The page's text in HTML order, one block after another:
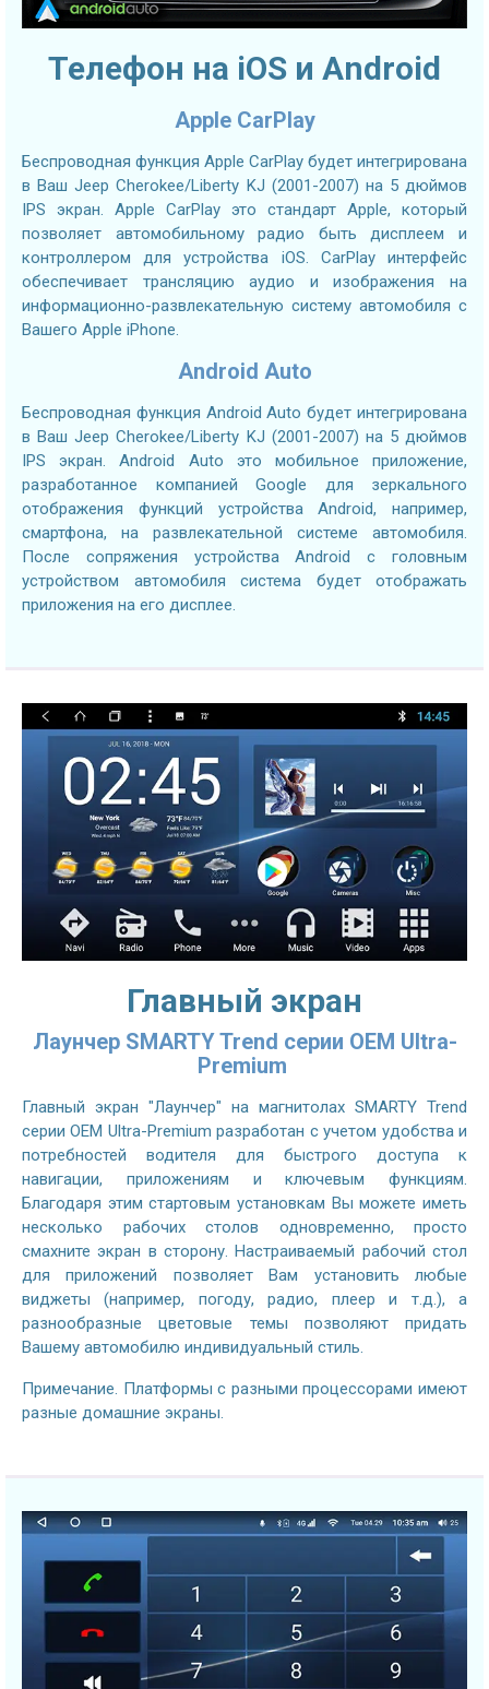
Телефон на iOS и Android
Apple CarPlay
Беспроводная функция Apple CarPlay будет интегрирована
в Ваш Jeep Cherokee/Liberty KJ (2001-2007) на 5 дюймов
IPS экран. Apple CarPlay это стандарт Apple, который
позволяет автомобильному радио быть дисплеем и
контроллером для устройства iOS. CarPlay интерфейс
обеспечивает трансляцию аудио и изображения на
информационно-развлекательную систему автомобиля с
Вашего Apple iPhone.
Android Auto
Беспроводная функция Android Auto будет интегрирована
в Ваш Jeep Cherokee/Liberty KJ (2001-2007) на 5 дюймов
IPS экран. Android Auto это мобильное приложение,
разработанное компанией Google для зеркального
отображения функций устройства Android, например,
смартфона, на развлекательной системе автомобиля.
После сопряжения устройства Android с головным
устройством автомобиля система будет отображать
приложения на его дисплее.
Главный экран
Лаунчер SMARTY Trend серии OEM Ultra-
Premium
Главный экран "Лаунчер" на магнитолах SMARTY Trend
серии OEM Ultra-Premium разработан с учетом удобства и
потребностей водителя для быстрого доступа к
навигации, приложениям и ключевым функциям.
Благодаря этим стартовым установкам Вы можете иметь
несколько рабочих столов одновременно, просто
смахните экран в сторону. Настраиваемый рабочий стол
для приложений позволяет Вам установить любые
виджеты (например, погоду, радио, плеер и т.д.), а
разнообразные цветовые темы позволяют придать
Вашему автомобилю индивидуальный стиль.
Примечание. Платформы с разными процессорами имеют
разные домашние экраны.